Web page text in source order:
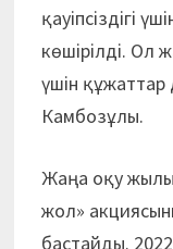
қауіпсіздігі
көшірілді. Ол
үшін
Камбозұлы.
Жаңа оқу
жол»
бастайды.